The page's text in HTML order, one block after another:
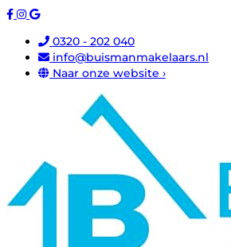
0320 - 202 040
info@buismanmakelaars.nl
Naar onze website ›